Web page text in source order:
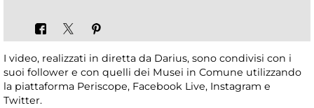
I video, realizzati in diretta da Darius, sono condivisi con i
suoi follower e con quelli dei Musei in Comune utilizzando
la piattaforma Periscope, Facebook Live, Instagram e
Twitter.